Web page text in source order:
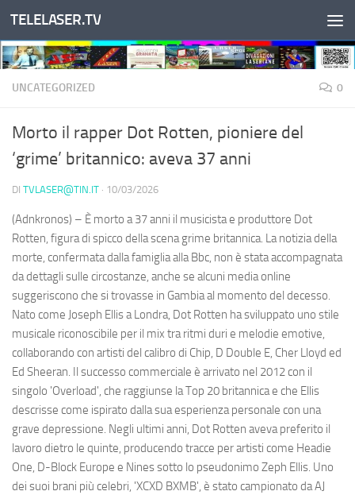
Salta al contenuto
TELELASER.TV
UNCATEGORIZED 0
Morto il rapper Dot Rotten, pioniere del
‘grime’ britannico: aveva 37 anni
DI TVLASER@TIN.IT · 10/03/2026
(Adnkronos) – È morto a 37 anni il musicista e produttore Dot
Rotten, figura di spicco della scena grime britannica. La notizia della
morte, confermata dalla famiglia alla Bbc, non è stata accompagnata
da dettagli sulle circostanze, anche se alcuni media online
suggeriscono che si trovasse in Gambia al momento del decesso.
Nato come Joseph Ellis a Londra, Dot Rotten ha sviluppato uno stile
musicale riconoscibile per il mix tra ritmi duri e melodie emotive,
collaborando con artisti del calibro di Chip, D Double E, Cher Lloyd ed
Ed Sheeran. Il successo commerciale è arrivato nel 2012 con il
singolo 'Overload', che raggiunse la Top 20 britannica e che Ellis
descrisse come ispirato dalla sua esperienza personale con una
grave depressione. Negli ultimi anni, Dot Rotten aveva preferito il
lavoro dietro le quinte, producendo tracce per artisti come Headie
One, D-Block Europe e Nines sotto lo pseudonimo Zeph Ellis. Uno
dei suoi brani più celebri, 'XCXD BXMB', è stato campionato da AJ